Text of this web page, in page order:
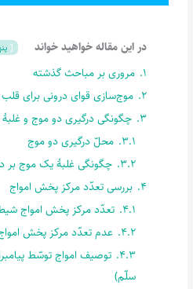
در این مقاله خواهید خواند
1. مروری بر مباحث گذشته
2. موج‌سازی قوای درونی برای قلب
3. چگونگی درگیری دو موج و
3.1. محلّ درگیری دو موج
3.2. چگونگی غلبۀ یک موج بر
4. بررسی تعدّد مرکز پخش امواج
4.1. تعدّد مرکز پخش امواج
4.2. عدم تعدّد مرکز پخش
4.3. توصیف امواج توسّط
سلّم)